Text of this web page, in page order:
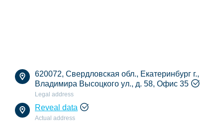
620072, Свердловская обл., Екатеринбург г.,
Владимира Высоцкого ул., д. 58, Офис 35
Legal address
Reveal data
Actual address